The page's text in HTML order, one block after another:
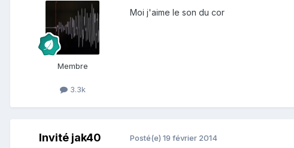
Membre
3.3k
Moi j'aime le son du cor
Invité jak40 Posté(e) 19 février 2014